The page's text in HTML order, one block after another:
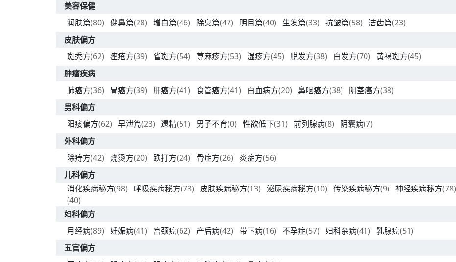
美容保健
润肤篇(80) 健鼻篇(28) 增白篇(46) 除臭篇(47) 明目篇(40) 生发篇(33) 抗皱篇(58) 洁齿篇(23)
皮肤偏方
斑秃方(62) 痤疮方(39) 雀斑方(54) 荨麻疹方(53) 湿疹方(45) 脱发方(38) 白发方(70) 黄褐斑方(45)
肿瘤疾病
肺癌方(36) 胃癌方(39) 肝癌方(41) 食管癌方(41) 白血病方(20) 鼻咽癌方(38) 阴茎癌方(38)
男科偏方
阳痿偏方(62) 早泄篇(23) 遗精(51) 男子不育(0) 性欲低下(31) 前列腺病(8) 阴囊病(7)
外科偏方
除痔方(42) 烧烫方(20) 跌打方(24) 骨症方(26) 炎症方(56)
儿科偏方
消化疾病秘方(98) 呼吸疾病秘方(73) 皮肤疾病秘方(13) 泌尿疾病秘方(10) 传染疾病秘方(9) 神经疾病秘方(78)
(40)
妇科偏方
月经病(89) 妊娠病(41) 宫颈癌(62) 产后病(42) 带下病(16) 不孕症(57) 妇科杂病(41) 乳腺癌(51)
五官偏方